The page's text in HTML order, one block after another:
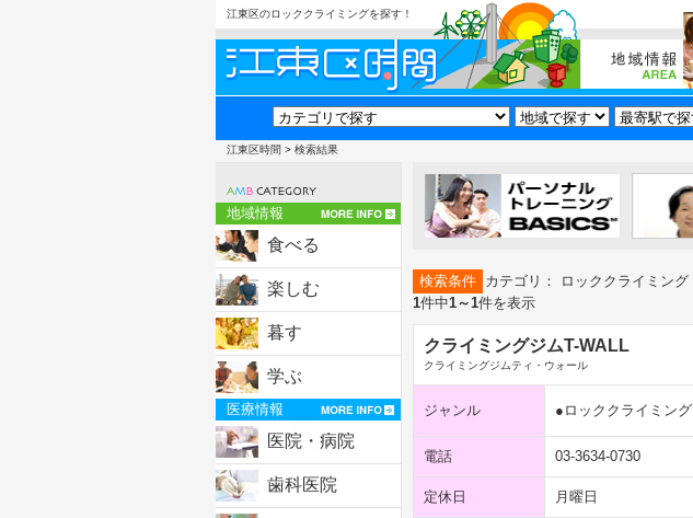
江東区のロッククライミングを探す！
江東区時間 > 検索結果
地域情報
食べる
楽しむ
暮す
学ぶ
医療情報
医院・病院
歯科医院
検索条件 カテゴリ： ロッククライミング
1件中1～1件を表示
クライミングジムT-WALL
クライミングジムティ・ウォール
ジャンル ●ロッククライミング
電話 03-3634-0730
定休日 月曜日